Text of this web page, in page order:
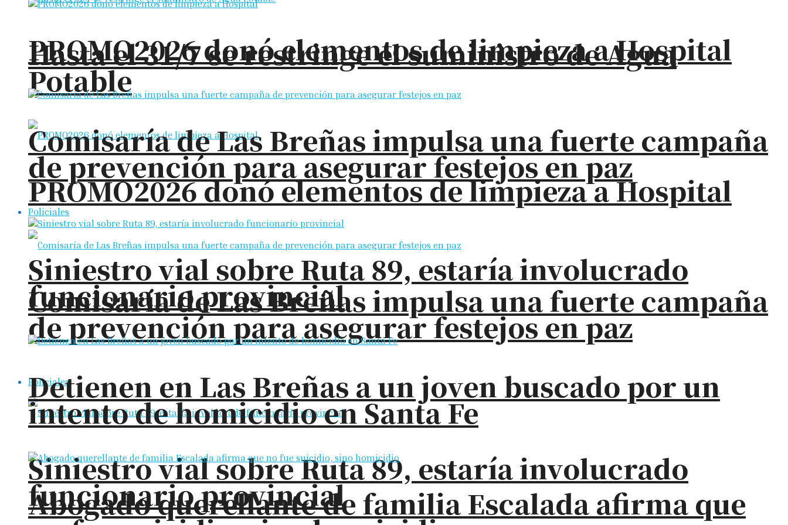
Hasta el 31/7 se restringe el suministro de Agua
Potable
PROMO2026 donó elementos de limpieza a Hospital
Comisaría de Las Breñas impulsa una fuerte campaña
de prevención para asegurar festejos en paz
Policiales
Siniestro vial sobre Ruta 89, estaría involucrado
funcionario provincial
PROMO2026 donó elementos de limpieza a Hospital
Comisaría de Las Breñas impulsa una fuerte campaña
de prevención para asegurar festejos en paz
Policiales
Siniestro vial sobre Ruta 89, estaría involucrado
funcionario provincial
Detienen en Las Breñas a un joven buscado por un
intento de homicidio en Santa Fe
Abogado querellante de familia Escalada afirma que